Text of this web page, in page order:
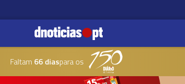
Faltam 66 diaspara os